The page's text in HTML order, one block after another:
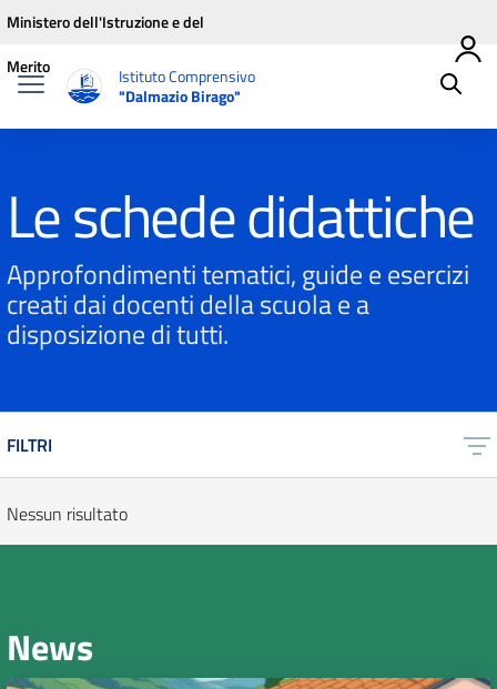
Vai ai contenuti
Vai al menu di navigazione
Vai al footer
Ministero dell'Istruzione e del
Merito
Istituto Comprensivo
"Dalmazio Birago"
Le schede didattiche
Approfondimenti tematici, guide e esercizi
creati dai docenti della scuola e a
disposizione di tutti.
FILTRI
Nessun risultato
News